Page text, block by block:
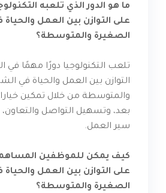
ما هو الدور الذي تلعبه
على التوازن بين العمل
الصغيرة والمتوسطة؟
تلعب التكنولوجيا دورًا مهمًا في
التوازن بين العمل والحياة في
والمتوسطة من خلال تمكين
بعد، وتسهيل التواصل
سير العمل.
كيف يمكن للموظفين
على التوازن بين العمل
الصغيرة والمتوسطة؟